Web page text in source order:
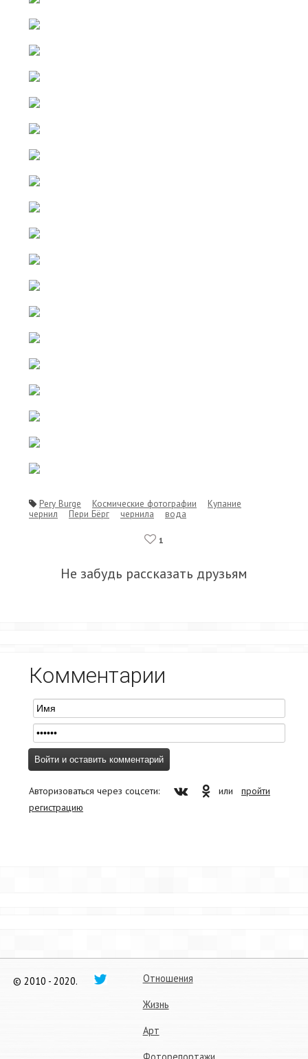
Pery Burge Космические фотографии
Купание
чернил
Пери Бёрг чернила вода
1
Не забудь рассказать друзьям
Комментарии
Авторизоваться через соцсети: или пройти
регистрацию
© 2010 - 2020.
Отношения
Жизнь
Арт